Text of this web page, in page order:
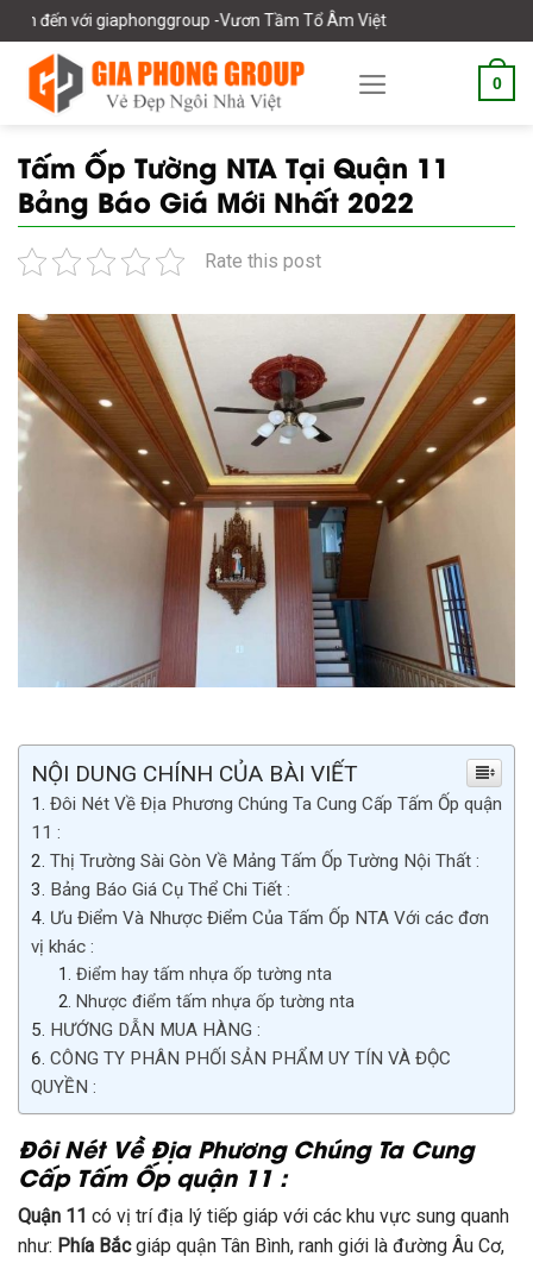
Skip
to
content
giaphonggroup -Vươn Tầm Tổ Âm Việt
0
Tấm Ốp Tường NTA Tại Quận 11
Bảng Báo Giá Mới Nhất 2022
Rate this post
NỘI DUNG CHÍNH CỦA BÀI VIẾT
Đôi Nét Về Địa Phương Chúng Ta Cung Cấp Tấm Ốp quận
11 :
Thị Trường Sài Gòn Về Mảng Tấm Ốp Tường Nội Thất :
Bảng Báo Giá Cụ Thể Chi Tiết :
Ưu Điểm Và Nhược Điểm Của Tấm Ốp NTA Với các đơn
vị khác :
Điểm hay tấm nhựa ốp tường nta
Nhược điểm tấm nhựa ốp tường nta
HƯỚNG DẪN MUA HÀNG :
CÔNG TY PHÂN PHỐI SẢN PHẨM UY TÍN VÀ ĐỘC
QUYỀN :
Đôi Nét Về Địa Phương Chúng Ta Cung
Cấp Tấm Ốp quận 11 :
Quận 11 có vị trí địa lý tiếp giáp với các khu vực sung quanh
như: Phía Bắcgiáp quận Tân Bình, ranh giới là đường Âu Cơ,